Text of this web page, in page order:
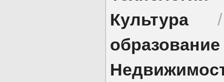
Культура
образование